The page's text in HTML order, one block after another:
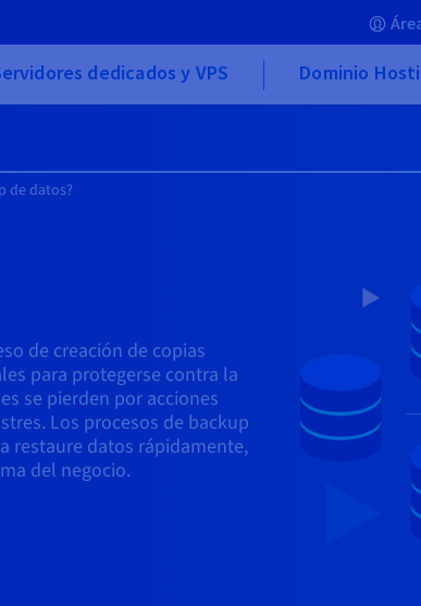
dedicados y VPS Dominio
de datos?
de creación de copias
para protegerse contra la
se pierden por acciones
Los procesos de backup
restaure datos rápidamente,
del negocio.